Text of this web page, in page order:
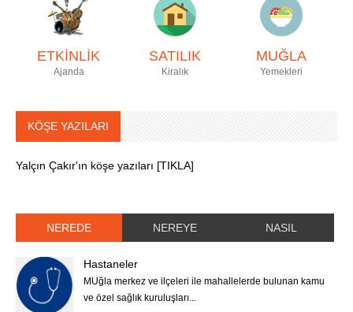
ETKİNLİK
Ajanda
SATILIK
Kiralık
MUĞLA
Yemekleri
KÖŞE YAZILARI
Yalçın Çakır'ın köşe yazıları [TIKLA]
NEREDE NEREYE NASIL
Hastaneler
MUğla merkez ve ilçeleri ile mahallelerde bulunan kamu
ve özel sağlık kuruluşları...